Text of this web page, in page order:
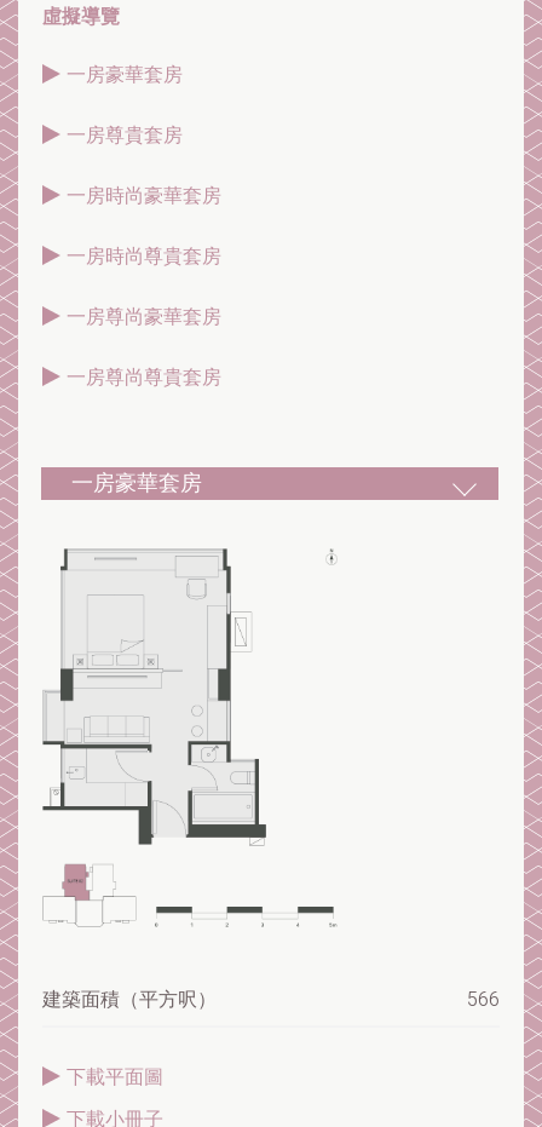
虛擬導覽
一房豪華套房
一房尊貴套房
一房時尚豪華套房
一房時尚尊貴套房
一房尊尚豪華套房
一房尊尚尊貴套房
一房豪華套房
建築面積（平方呎） 566
下載平面圖
下載小冊子